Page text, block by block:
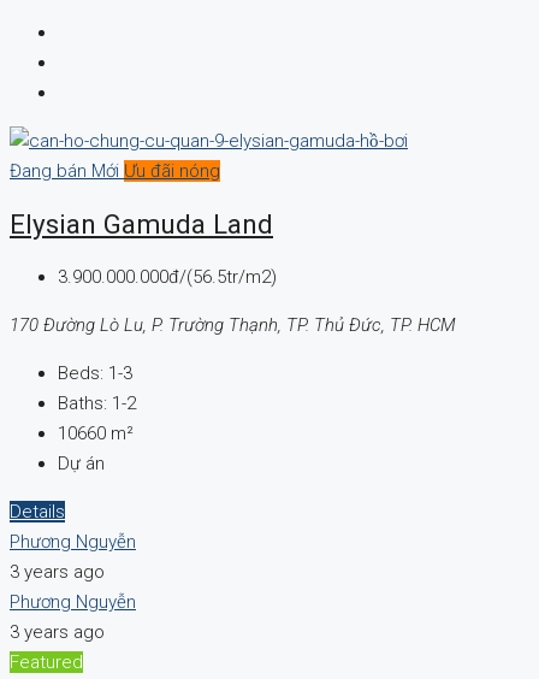
Đang bán Mới Ưu đãi nóng
Elysian Gamuda Land
3.900.000.000đ/(56.5tr/m2)
170 Đường Lò Lu, P. Trường Thạnh, TP. Thủ Đức, TP. HCM
Beds: 1-3
Baths: 1-2
10660 m²
Dự án
Details
Phương Nguyễn
3 years ago
Phương Nguyễn
3 years ago
Featured